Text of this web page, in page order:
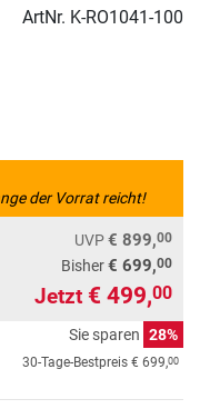
ArtNr. K-RO1041-100
der Vorrat reicht!
UVP€ 899,00
Bisher€ 699,00
Jetzt € 499,00
Sie sparen 28%
30-Tage-Bestpreis € 699,00